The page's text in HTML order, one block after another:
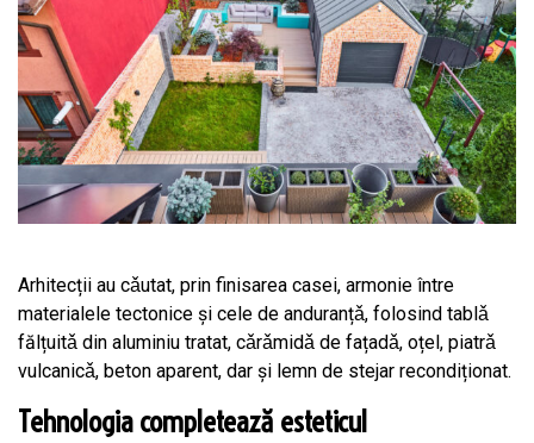
Arhitecții au cǎutat, prin finisarea casei, armonie între
materialele tectonice şi cele de anduranțǎ, folosind tablǎ
fălțuitǎ din aluminiu tratat, cǎrǎmidǎ de fațadǎ, oțel, piatrǎ
vulcanicǎ, beton aparent, dar și lemn de stejar recondiționat.
Tehnologia completează esteticul